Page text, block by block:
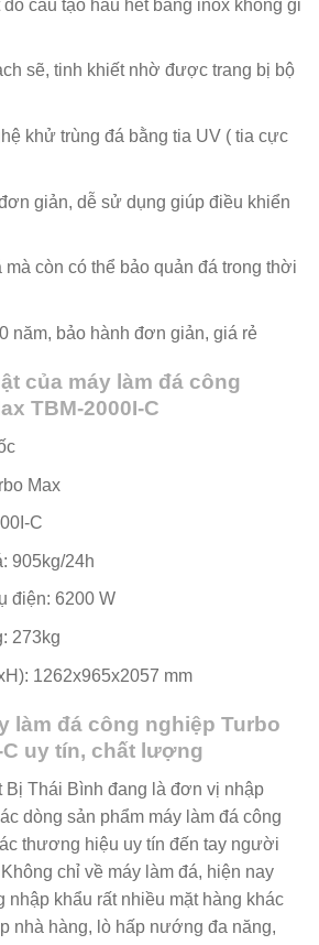
cấu tạo hầu hết bằng inox không gỉ
sẽ, tinh khiết nhờ được trang bị bộ
khử trùng đá bằng tia UV ( tia cực
giản, dễ sử dụng giúp điều khiển
mà còn có thể bảo quản đá trong thời
năm, bảo hành đơn giản, giá rẻ
của máy làm đá công
TBM-2000I-C
Max
C
905kg/24h
điện: 6200 W
273kg
1262x965x2057 mm
làm đá công nghiệp Turbo
C uy tín, chất lượng
Bị Thái Bình đang là đơn vị nhập
dòng sản phẩm máy làm đá công
thương hiệu uy tín đến tay người
chỉ về máy làm đá, hiện nay
nhập khẩu rất nhiều mặt hàng khác
nhà hàng, lò hấp nướng đa năng,